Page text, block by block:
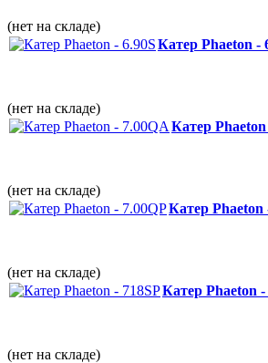
(нет на складе)
Катер Phaeton -
(нет на складе)
Катер
(нет на складе)
Катер Phaeton
(нет на складе)
Катер Phaeton -
(нет на складе)